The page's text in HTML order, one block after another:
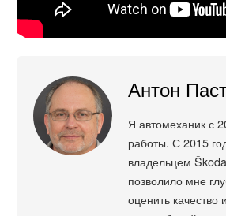
Антон
Я автомеханик с
работы. С 2015
владельцем
позволило мне
оценить качество